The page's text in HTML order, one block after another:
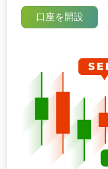
ズン中に日本精工
レーダーはモメ
るためにEMAに
口座を開設